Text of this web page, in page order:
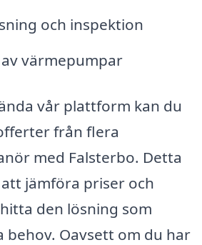
och inspektion
värmepumpar
vår plattform kan du
från flera
med Falsterbo. Detta
jämföra priser och
den lösning som
behov. Oavsett om du har